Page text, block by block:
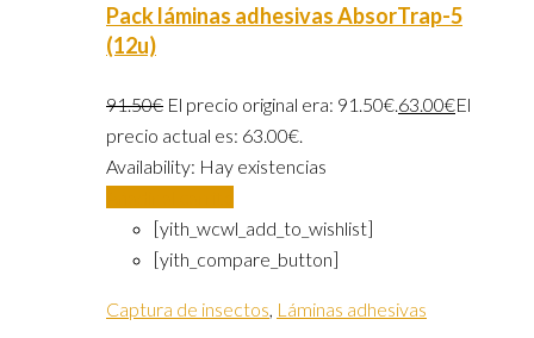
Pack láminas adhesivas AbsorTrap-5
(12u)
91.50€ El precio original era: 91.50€.63.00€El
precio actual es: 63.00€.
Availability: Hay existencias
[yith_wcwl_add_to_wishlist]
[yith_compare_button]
Captura de insectos, Láminas adhesivas